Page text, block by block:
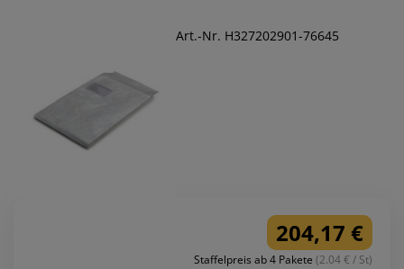
Art.-Nr. H327202901-76645
204,17 €
Staffelpreis ab 4 Pakete (2.04 € / St)